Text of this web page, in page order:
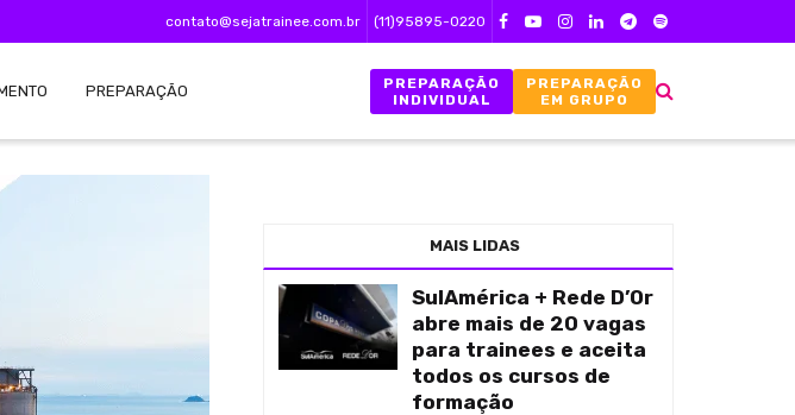
contato@sejatrainee.com.br (11)95895-0220
PREPARAÇÃO
PREPARAÇÃO
INDIVIDUAL
PREPARAÇÃO
EM GRUPO
MAIS LIDAS
SulAmérica + Rede D’Or
abre mais de 20 vagas
para trainees e aceita
todos os cursos de
formação